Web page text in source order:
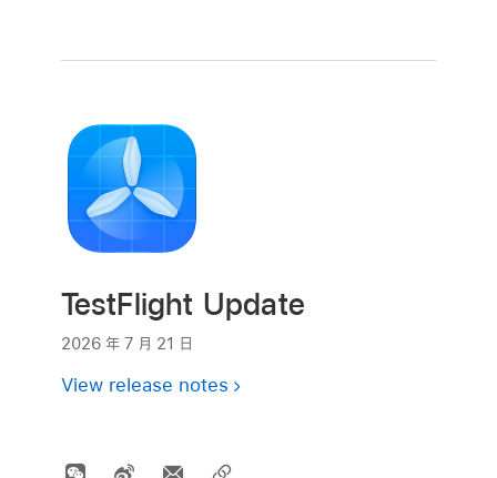
TestFlight Update
2026 年 7 月 21 日
View release notes